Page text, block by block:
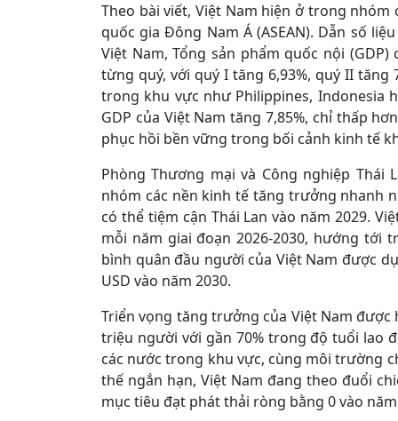
Theo bài viết, Việt Nam hiện ở trong
quốc gia Đông Nam Á (ASEAN). Dẫn số
Việt Nam, Tổng sản phẩm quốc nội
từng quý, với quý I tăng 6,93%, quý II
trong khu vực như Philippines, Indonesia
GDP của Việt Nam tăng 7,85%, chỉ thấp
phục hồi bền vững trong bối cảnh kinh tế
Phòng Thương mại và Công nghiệp
nhóm các nền kinh tế tăng trưởng nhanh
có thể tiệm cận Thái Lan vào năm 2029.
mỗi năm giai đoạn 2026-2030, hướng tới
bình quân đầu người của Việt Nam được
USD vào năm 2030.
Triển vọng tăng trưởng của Việt Nam
triệu người với gần 70% trong độ tuổi lao
các nước trong khu vực, cùng môi trường
thế ngắn hạn, Việt Nam đang theo đuổi
mục tiêu đạt phát thải ròng bằng 0 vào năm